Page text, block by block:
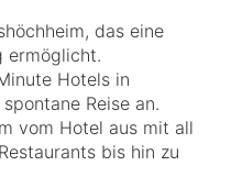
das eine
ermöglicht.
Hotels in
Reise an.
vom Hotel aus mit all
bis hin zu